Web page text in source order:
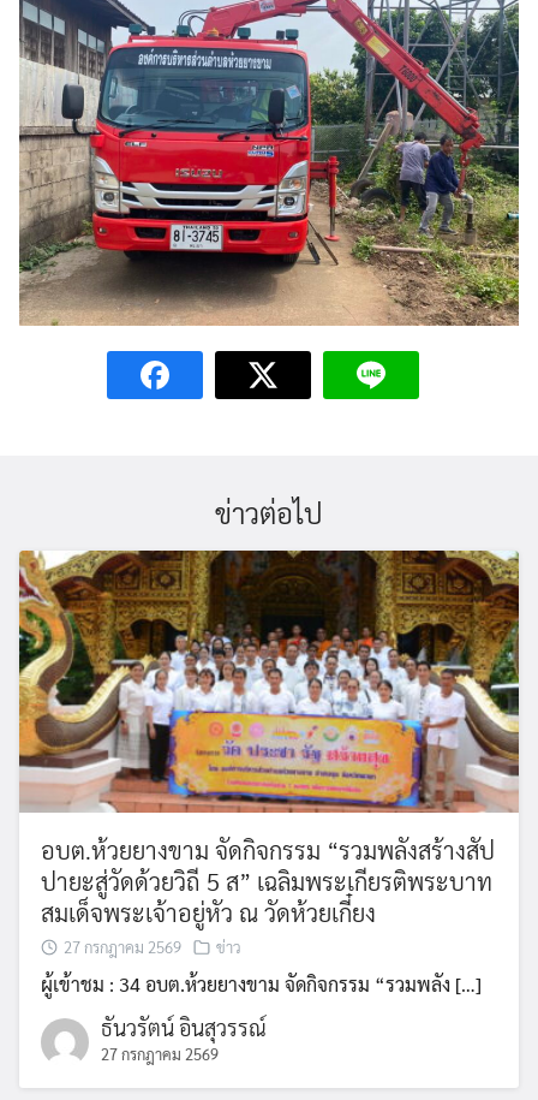
Search
for:
Search
ข่าวต่อไป
อบต.ห้วยยางขาม จัดกิจกรรม “รวมพลังสร้างสัป
ปายะสู่วัดด้วยวิถี 5 ส” เฉลิมพระเกียรติพระบาท
สมเด็จพระเจ้าอยู่หัว ณ วัดห้วยเกี๋ยง
27 กรกฎาคม 2569 ข่าว
ผู้เข้าชม : 34 อบต.ห้วยยางขาม จัดกิจกรรม “รวมพลัง […]
ธันวรัตน์ อินสุวรรณ์
27 กรกฎาคม 2569